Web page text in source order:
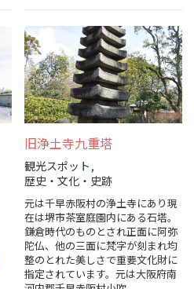
会について
旧浄土寺九重塔
観光スポット
歴史・文化・史跡
元は千早赤阪村の浄土寺にあり現
在は堺市茶室庭園内にある石塔。
鎌倉時代のものとされ正面に阿弥
陀仏、他の三面に梵字が刻まれ均
整のとれた美しさで重要文化財に
指定されています。元は大阪府南